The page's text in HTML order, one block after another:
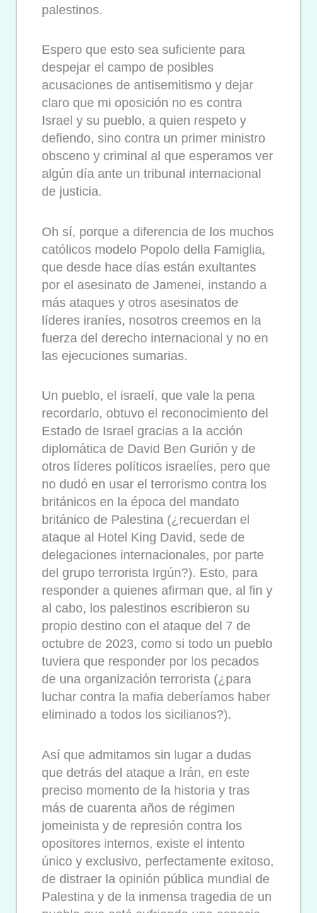
palestinos.
Espero que esto sea suficiente para
despejar el campo de posibles
acusaciones de antisemitismo y dejar
claro que mi oposición no es contra
Israel y su pueblo, a quien respeto y
defiendo, sino contra un primer ministro
obsceno y criminal al que esperamos ver
algún día ante un tribunal internacional
de justicia.
Oh sí, porque a diferencia de los muchos
católicos modelo Popolo della Famiglia,
que desde hace días están exultantes
por el asesinato de Jamenei, instando a
más ataques y otros asesinatos de
líderes iraníes, nosotros creemos en la
fuerza del derecho internacional y no en
las ejecuciones sumarias.
Un pueblo, el israelí, que vale la pena
recordarlo, obtuvo el reconocimiento del
Estado de Israel gracias a la acción
diplomática de David Ben Gurión y de
otros líderes políticos israelíes, pero que
no dudó en usar el terrorismo contra los
británicos en la época del mandato
británico de Palestina (¿recuerdan el
ataque al Hotel King David, sede de
delegaciones internacionales, por parte
del grupo terrorista Irgún?). Esto, para
responder a quienes afirman que, al fin y
al cabo, los palestinos escribieron su
propio destino con el ataque del 7 de
octubre de 2023, como si todo un pueblo
tuviera que responder por los pecados
de una organización terrorista (¿para
luchar contra la mafia deberíamos haber
eliminado a todos los sicilianos?).
Así que admitamos sin lugar a dudas
que detrás del ataque a Irán, en este
preciso momento de la historia y tras
más de cuarenta años de régimen
jomeinista y de represión contra los
opositores internos, existe el intento
único y exclusivo, perfectamente exitoso,
de distraer la opinión pública mundial de
Palestina y de la inmensa tragedia de un